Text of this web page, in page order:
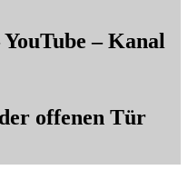
– Kanal
offenen Tür